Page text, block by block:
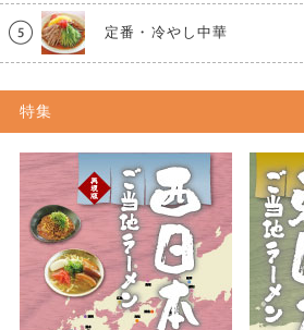
定番・冷やし中華
特集